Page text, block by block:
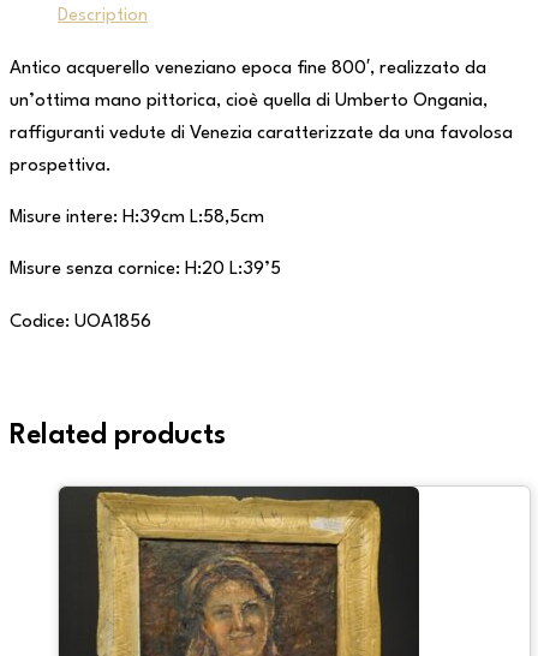
Description
Antico acquerello veneziano epoca fine 800′, realizzato da
un’ottima mano pittorica, cioè quella di Umberto Ongania,
raffiguranti vedute di Venezia caratterizzate da una favolosa
prospettiva.
Misure intere: H:39cm L:58,5cm
Misure senza cornice: H:20 L:39’5
Codice: UOA1856
Related products